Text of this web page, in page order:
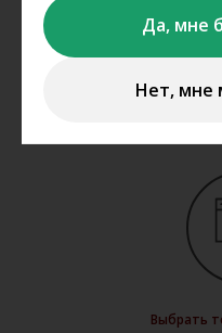
Да, мне
Нет, мне
сайте
приобрести
Выбрать